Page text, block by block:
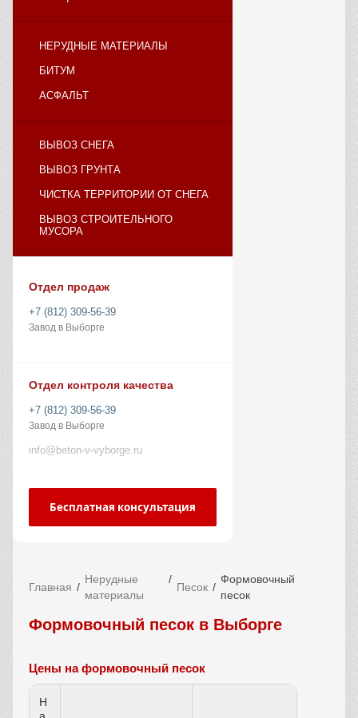
НЕРУДНЫЕ МАТЕРИАЛЫ
БИТУМ
АСФАЛЬТ
ВЫВОЗ СНЕГА
ВЫВОЗ ГРУНТА
ЧИСТКА ТЕРРИТОРИИ ОТ СНЕГА
ВЫВОЗ СТРОИТЕЛЬНОГО
МУСОРА
Отдел продаж
+7 (812) 309-56-39
Завод в Выборге
Отдел контроля качества
+7 (812) 309-56-39
Завод в Выборге
info@beton-v-vyborge.ru
Бесплатная консультация
Главная
Нерудные
материалы
Песок
Формовочный
песок
Формовочный песок в Выборге
Цены на формовочный песок
Н